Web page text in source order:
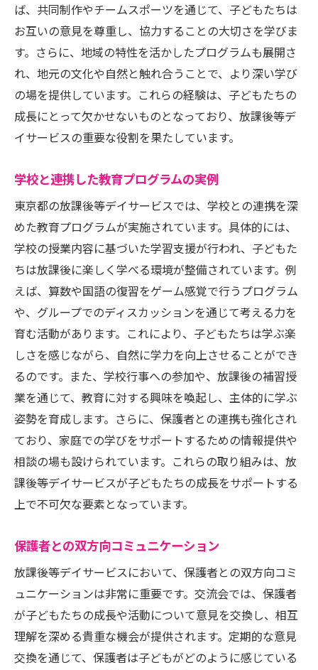
ば、共同制作やチームスポーツを通じて、子どもたちは
お互いの意見を尊重し、協力することの大切さを学びま
す。さらに、地域の特性を活かしたプログラムも展開さ
れ、地元の文化や自然と触れ合うことで、より深い学び
の場を提供しています。これらの経験は、子どもたちの
成長にとって欠かせないものとなっており、放課後等デ
イサービスの重要な役割を果たしています。
学校と連携した教育プログラムの実例
東京都の放課後等デイサービスでは、学校との連携を深
めた教育プログラムが実施されています。具体的には、
学校の授業内容に基づいた学習支援が行われ、子どもた
ちは放課後に楽しく学べる環境が整備されています。例
えば、算数や国語の復習をゲーム感覚で行うプログラム
や、グループでのディスカッションを通じて考える力を
育む活動があります。これにより、子どもたちは学ぶ楽
しさを感じながら、自然に学力を向上させることができ
るのです。また、学校行事への参加や、放課後の補習授
業を通じて、教育に対する興味を喚起し、主体的に学ぶ
姿勢を育成します。さらに、保護者との連携も強化され
ており、家庭での学びをサポートするための情報提供や
相談の場も設けられています。これらの取り組みは、放
課後等デイサービスが子どもたちの成長をサポートする
上で不可欠な要素となっています。
保護者との双方向コミュニケーション
放課後等デイサービスにおいて、保護者との双方向コミ
ュニケーションは非常に重要です。交流会では、保護者
が子どもたちの成長や活動について意見を交換し、相互
理解を深める貴重な機会が提供されます。定期的な意見
交換を通じて、保護者は子どもがどのように感じている